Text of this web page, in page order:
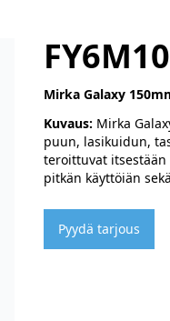
Mirka Galaxy
Kuvaus: Mirka
puun, lasikuidun,
teroittuvat itsestään
pitkän käyttöiän
Pyydä tarjous